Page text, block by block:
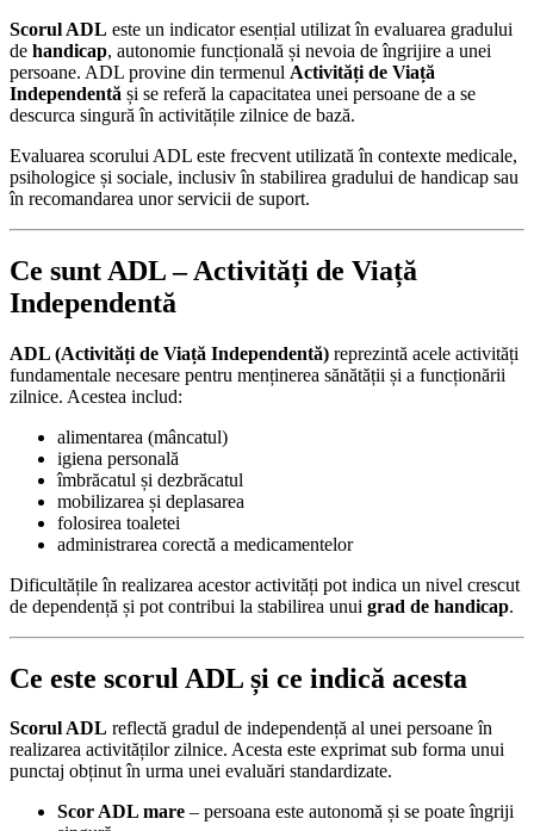
Scorul ADL este un indicator esențial utilizat în evaluarea gradului
de handicap, autonomie funcțională și nevoia de îngrijire a unei
persoane. ADL provine din termenul Activități de Viață
Independentă și se referă la capacitatea unei persoane de a se
descurca singură în activitățile zilnice de bază.
Evaluarea scorului ADL este frecvent utilizată în contexte medicale,
psihologice și sociale, inclusiv în stabilirea gradului de handicap sau
în recomandarea unor servicii de suport.
Ce sunt ADL – Activități de Viață
Independentă
ADL (Activități de Viață Independentă) reprezintă acele activități
fundamentale necesare pentru menținerea sănătății și a funcționării
zilnice. Acestea includ:
alimentarea (mâncatul)
igiena personală
îmbrăcatul și dezbrăcatul
mobilizarea și deplasarea
folosirea toaletei
administrarea corectă a medicamentelor
Dificultățile în realizarea acestor activități pot indica un nivel crescut
de dependență și pot contribui la stabilirea unui grad de handicap.
Ce este scorul ADL și ce indică acesta
Scorul ADL reflectă gradul de independență al unei persoane în
realizarea activităților zilnice. Acesta este exprimat sub forma unui
punctaj obținut în urma unei evaluări standardizate.
Scor ADL mare – persoana este autonomă și se poate îngriji